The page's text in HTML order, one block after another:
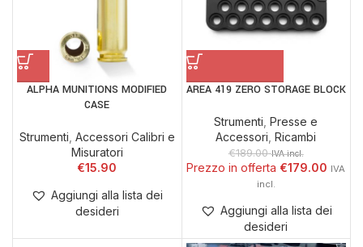
ALPHA MUNITIONS MODIFIED
CASE
Strumenti Accessori Calibri e
Misuratori
€15.90
Aggiungi alla lista dei
desideri
AREA 419 ZERO STORAGE BLOCK
Strumenti ,Presse e
Accessori ,Ricambi
€189.00 IVA incl.
€179.00
Aggiungi alla lista dei
desideri